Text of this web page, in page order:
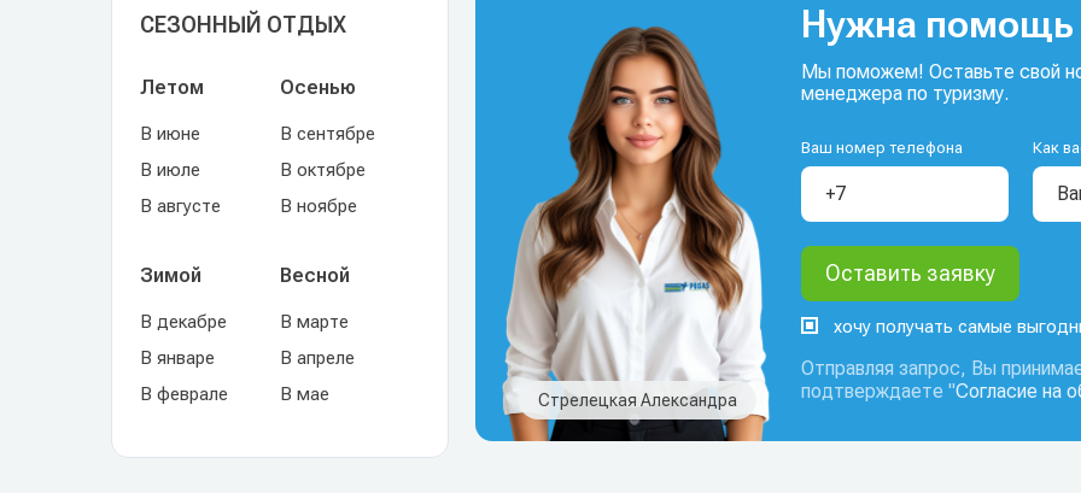
СЕЗОННЫЙ ОТДЫХ
Летом
В июне
В июле
В августе
Осенью
В сентябре
В октябре
В ноябре
Зимой
В декабре
В январе
В феврале
Весной
В марте
В апреле
В мае
Стрелецкая Александра
Нужна помощь
Мы поможем! Оставьте свой
менеджера по туризму.
Ваш номер телефона Как
хочу получать самые
Отправляя запрос, Вы
подтверждаете "Согласие на